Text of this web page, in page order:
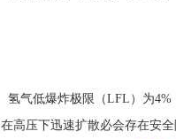
氢气低爆炸极限（LFL）为
在高压下迅速扩散必会存在安